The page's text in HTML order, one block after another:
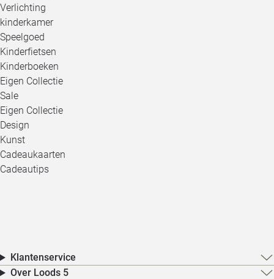
Verlichting
kinderkamer
Speelgoed
Kinderfietsen
Kinderboeken
Eigen Collectie
Sale
Eigen Collectie
Design
Kunst
Cadeaukaarten
Cadeautips
Klantenservice
Over Loods 5